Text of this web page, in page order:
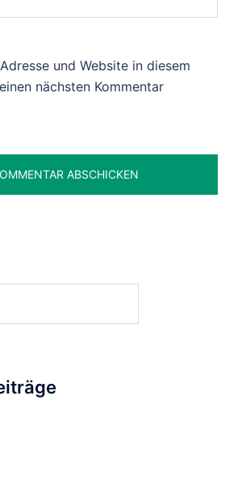
und Website in diesem
nächsten Kommentar